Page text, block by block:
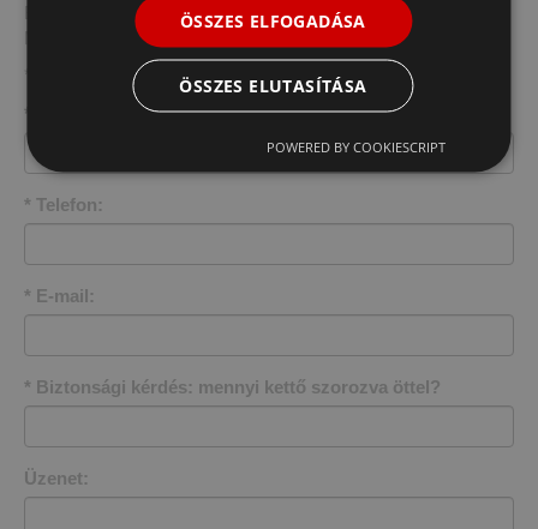
info@corghi.hu
+36 30 962 2883
* A kiemelt mezők kitöltése kötelező!
*
* Telefon:
* E-mail:
* Biztonsági kérdés: mennyi kettő szorozva öttel?
Üzenet:
ÖSSZES ELFOGADÁSA
ÖSSZES ELUTASÍTÁSA
POWERED BY COOKIESCRIPT